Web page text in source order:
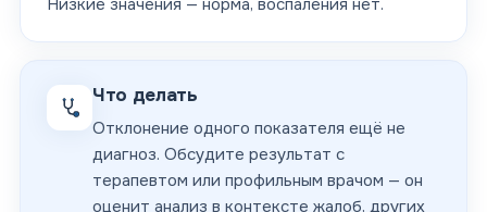
Низкие значения — норма, воспаления нет.
Что делать
Отклонение одного показателя ещё не
диагноз. Обсудите результат с
терапевтом или профильным врачом — он
оценит анализ в контексте жалоб, других